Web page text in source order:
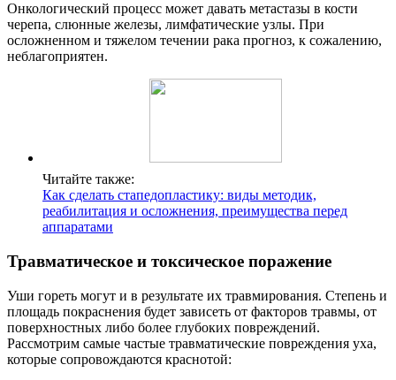
Онкологический процесс может давать метастазы в кости
черепа, слюнные железы, лимфатические узлы. При
осложненном и тяжелом течении рака прогноз, к сожалению,
неблагоприятен.
Читайте также:
Как сделать стапедопластику: виды методик,
реабилитация и осложнения, преимущества перед
аппаратами
Травматическое и токсическое поражение
Уши гореть могут и в результате их травмирования. Степень и
площадь покраснения будет зависеть от факторов травмы, от
поверхностных либо более глубоких повреждений.
Рассмотрим самые частые травматические повреждения уха,
которые сопровождаются краснотой: